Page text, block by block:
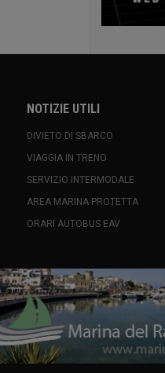
NOTIZIE UTILI
DIVIETO DI SBARCO
VIAGGIA IN TRENO
SERVIZIO INTERMODALE
AREA MARINA PROTETTA
ORARI AUTOBUS EAV